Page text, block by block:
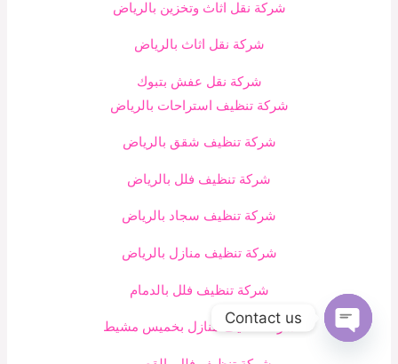
شركة نقل اثاث وتخزين بالرياض
شركة نقل اثاث بالرياض
شركة نقل عفش بتبوك
شركة تنظيف استراحات بالرياض
شركة تنظيف شقق بالرياض
شركة تنظيف فلل بالرياض
شركة تنظيف سجاد بالرياض
شركة تنظيف منازل بالرياض
شركة تنظيف فلل بالدمام
شركة تنظيف منازل بخميس مشيط
Contact us
Open